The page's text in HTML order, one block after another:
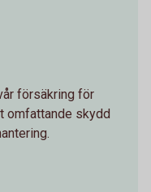
försäkring för
omfattande skydd